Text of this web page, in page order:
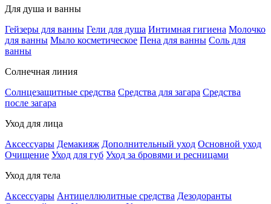
Для душа и ванны
Гейзеры для ванны Гели для душа Интимная гигиена Молочко
для ванны Мыло косметическое Пена для ванны Соль для
ванны
Солнечная линия
Солнцезащитные средства Средства для загара Средства
после загара
Уход для лица
Аксессуары Демакияж Дополнительный уход Основной уход
Очищение Уход для губ Уход за бровями и ресницами
Уход для тела
Аксессуары Антицеллюлитные средства Дезодоранты